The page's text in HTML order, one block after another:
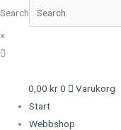
Search
×
0,00 kr0
Varukorg
Start
Webbshop